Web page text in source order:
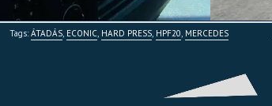
Tags:ÁTADÁS, ECONIC, HARD PRESS, HPF20, MERCEDES